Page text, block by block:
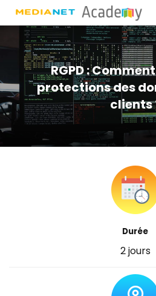
RGPD :
protections des
clients
Durée
2 jours